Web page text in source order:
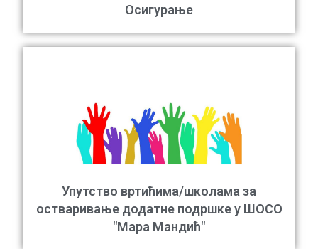
Осигурање
Упутство вртићима/школама за
остваривање додатне подршке у ШОСО
"Мара Мандић"